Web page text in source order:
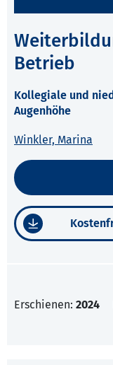
Betrieb
Kollegiale und
Augenhöhe
Winkler, Marina
Erschienen: 2024